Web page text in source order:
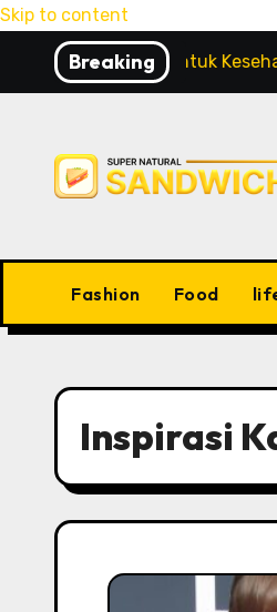
Skip to content
Breaking
Pesona untuk Kesehatan
Fashion Food
Inspirasi